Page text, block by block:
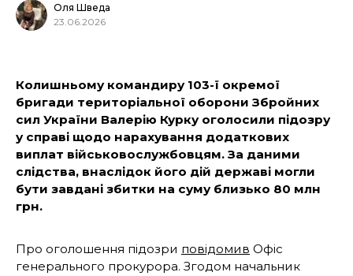
Оля Шведа
23.06.2026
Колишньому командиру 103-ї окремої
бригади територіальної оборони Збройних
сил України Валерію Курку оголосили підозру
у справі щодо нарахування додаткових
виплат військовослужбовцям. За даними
слідства, внаслідок його дій державі могли
бути завдані збитки на суму близько 80 млн
грн.
Про оголошення підозри повідомив Офіс
генерального прокурора. Згодом начальник